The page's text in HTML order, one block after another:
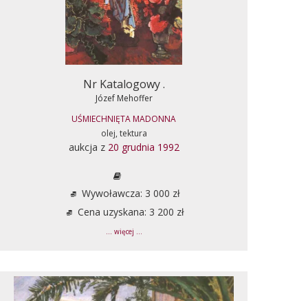
Nr Katalogowy .
Józef Mehoffer
UŚMIECHNIĘTA MADONNA
olej, tektura
aukcja z 20 grudnia 1992
Wywoławcza: 3 000 zł
Cena uzyskana: 3 200 zł
... więcej ...